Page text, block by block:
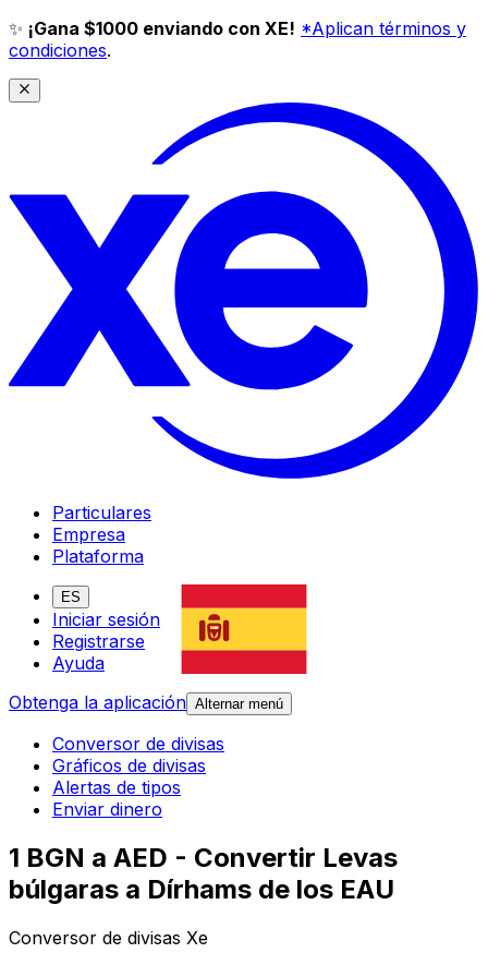
✨ ¡Gana $1000 enviando con XE! *Aplican términos y
condiciones.
Particulares
Empresa
Plataforma
ES
Iniciar sesión
Registrarse
Ayuda
Obtenga la aplicación Alternar menú
Conversor de divisas
Gráficos de divisas
Alertas de tipos
Enviar dinero
1 BGN a AED - Convertir Levas
búlgaras a Dírhams de los EAU
Conversor de divisas Xe